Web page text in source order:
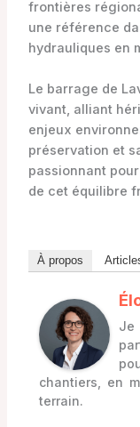
frontières
une référence
hydrauliques en
Le barrage de
vivant, alliant
enjeux
préservation et
passionnant
de cet équilibre
À propos
Je
chantiers, en
terrain.